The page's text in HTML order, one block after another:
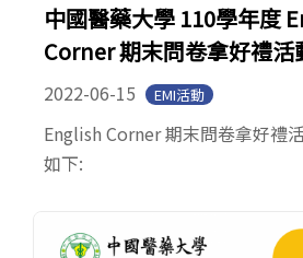
中國醫藥大學 110學年度
Corner 期末問卷拿好禮活
2022-06-15 EMI活動
English Corner 期末問卷拿好禮
如下: